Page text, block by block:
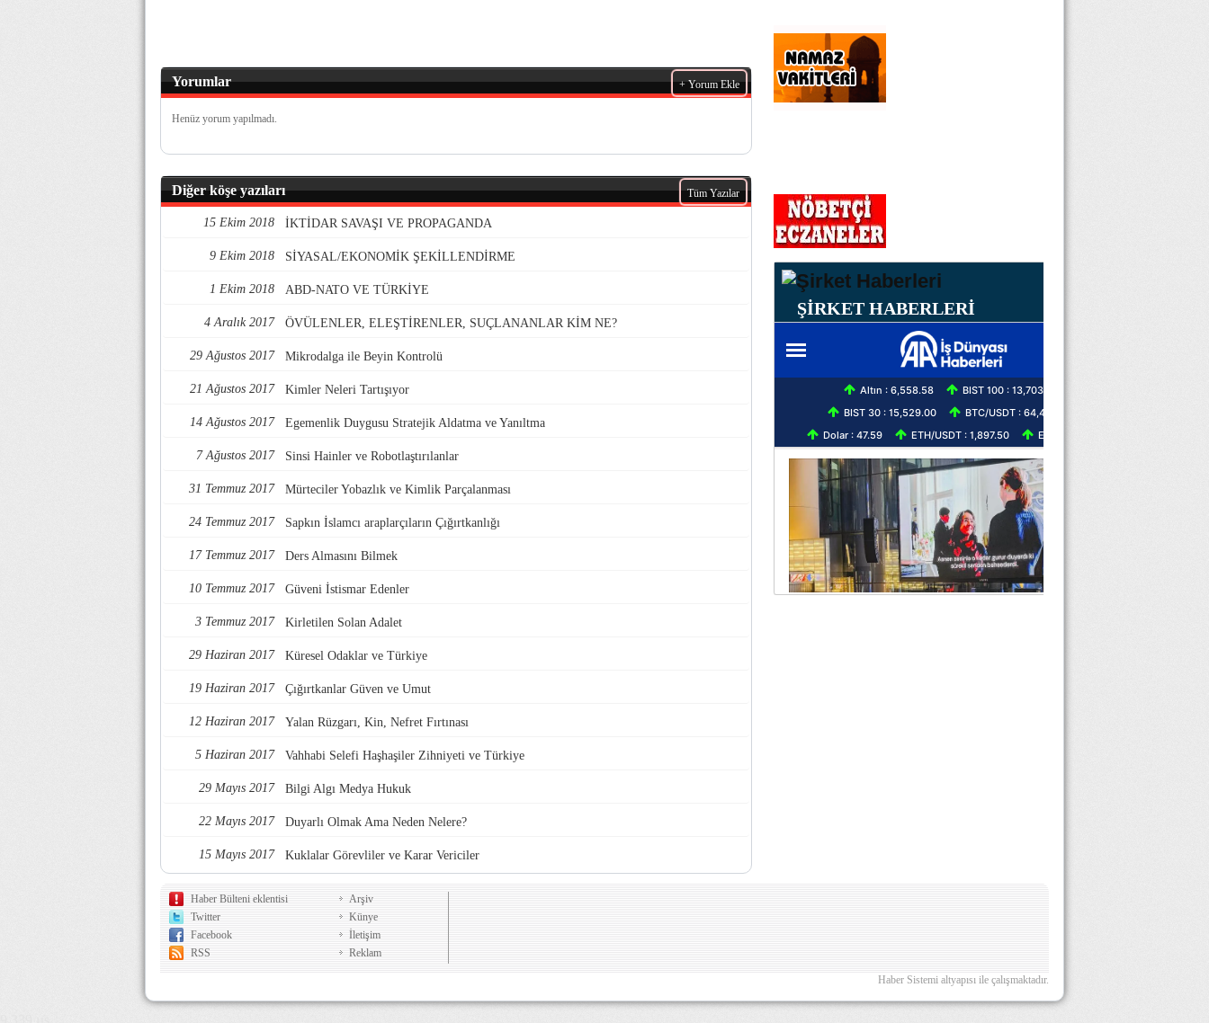
Yorumlar + Yorum Ekle
Henüz yorum yapılmadı.
Diğer köşe yazıları Tüm Yazılar
15 Ekim 2018 İKTİDAR SAVAŞI VE PROPAGANDA
9 Ekim 2018 SİYASAL/EKONOMİK ŞEKİLLENDİRME
1 Ekim 2018 ABD-NATO VE TÜRKİYE
4 Aralık 2017 ÖVÜLENLER, ELEŞTİRENLER, SUÇLANANLAR KİM NE?
29 Ağustos 2017 Mikrodalga ile Beyin Kontrolü
21 Ağustos 2017 Kimler Neleri Tartışıyor
14 Ağustos 2017 Egemenlik Duygusu Stratejik Aldatma ve Yanıltma
7 Ağustos 2017 Sinsi Hainler ve Robotlaştırılanlar
31 Temmuz 2017 Mürteciler Yobazlık ve Kimlik Parçalanması
24 Temmuz 2017 Sapkın İslamcı araplarçıların Çığırtkanlığı
17 Temmuz 2017 Ders Almasını Bilmek
10 Temmuz 2017 Güveni İstismar Edenler
3 Temmuz 2017 Kirletilen Solan Adalet
29 Haziran 2017 Küresel Odaklar ve Türkiye
19 Haziran 2017 Çığırtkanlar Güven ve Umut
12 Haziran 2017 Yalan Rüzgarı, Kin, Nefret Fırtınası
5 Haziran 2017 Vahhabi Selefi Haşhaşiler Zihniyeti ve Türkiye
29 Mayıs 2017 Bilgi Algı Medya Hukuk
22 Mayıs 2017 Duyarlı Olmak Ama Neden Nelere?
15 Mayıs 2017 Kuklalar Görevliler ve Karar Vericiler
ŞİRKET HABERLERİ
Haber Bülteni eklentisi
Twitter
Facebook
RSS
Arşiv
Künye
İletişim
Reklam
Haber Sistemi altyapısı ile çalışmaktadır.